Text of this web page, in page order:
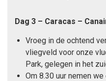
Dag 3 – Caracas –
Vroeg in de ochtend
vliegveld voor onze
Park, gelegen in het
Om 8.30 uur nemen